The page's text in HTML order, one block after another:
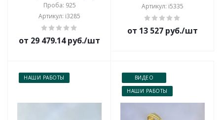
Проба: 925
Артикул: i3285
от 29 479.14 руб./шт
Артикул: i5335
от 13 527 руб./шт
НАШИ РАБОТЫ
ВИДЕО
НАШИ РАБОТЫ